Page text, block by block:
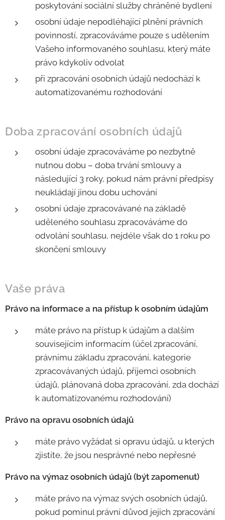
poskytování sociální služby chráněné bydlení
osobní údaje nepodléhající plnění právních
povinností, zpracováváme pouze s udělením
Vašeho informovaného souhlasu, který máte
právo kdykoliv odvolat
při zpracování osobních údajů nedochází k
automatizovanému rozhodování
Doba zpracování osobních údajů
osobní údaje zpracováváme po nezbytně
nutnou dobu – doba trvání smlouvy a
následující 3 roky, pokud nám právní předpisy
neukládají jinou dobu uchování
osobní údaje zpracovávané na základě
uděleného souhlasu zpracováváme do
odvolání souhlasu, nejdéle však do 1 roku po
skončení smlouvy
Vaše práva
Právo na informace a na přístup k osobním údajům
máte právo na přístup k údajům a dalším
souvisejícím informacím (účel zpracování,
právnímu základu zpracování, kategorie
zpracovávaných údajů, příjemci osobních
údajů, plánovaná doba zpracování, zda dochází
k automatizovanému rozhodování)
Právo na opravu osobních údajů
máte právo vyžádat si opravu údajů, u kterých
zjistíte, že jsou nesprávné nebo nepřesné
Právo na výmaz osobních údajů (být zapomenut)
máte právo na výmaz svých osobních údajů,
pokud pominul právní důvod jejich zpracování